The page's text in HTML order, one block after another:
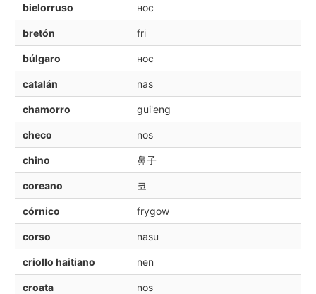
bielorruso нос
bretón fri
búlgaro нос
catalán nas
chamorro gui'eng
checo nos
chino 鼻子
coreano 코
córnico frygow
corso nasu
criollo haitiano nen
croata nos